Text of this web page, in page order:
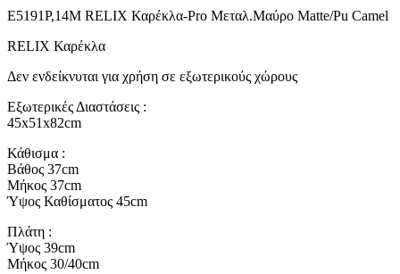
Ε5191Ρ,14Μ RELIX Καρέκλα-Pro Μεταλ.Μαύρο Matte/Pu Camel
RELIX Καρέκλα
Δεν ενδείκνυται για χρήση σε εξωτερικούς χώρους
Εξωτερικές Διαστάσεις :
45x51x82cm
Κάθισμα :
Βάθος 37cm
Μήκος 37cm
Ύψος Καθίσματος 45cm
Πλάτη :
Ύψος 39cm
Μήκος 30/40cm